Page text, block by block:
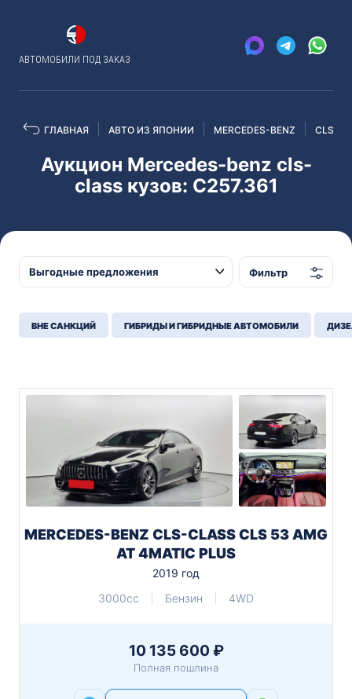
АВТОМОБИЛИ ПОД ЗАКАЗ
ГЛАВНАЯ АВТО ИЗ ЯПОНИИ MERCEDES-BENZ CLS-
Аукцион Mercedes-benz cls-
class кузов: C257.361
Фильтр
ВНЕ САНКЦИЙ ГИБРИДЫ И ГИБРИДНЫЕ АВТОМОБИЛИ
MERCEDES-BENZ CLS-CLASS CLS 53 AMG
AT 4MATIC PLUS
2019 год
3000cc
Бензин 4WD
10 135 600 ₽
Полная пошлина